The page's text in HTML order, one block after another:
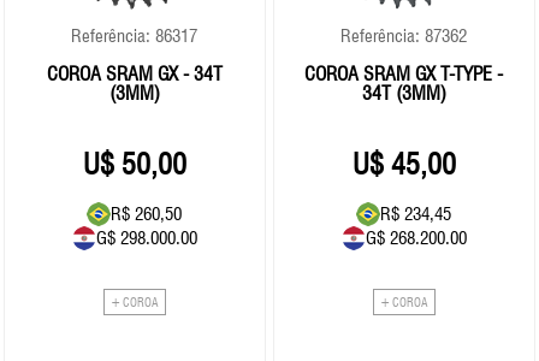
Referência: 86317
COROA SRAM GX - 34T
(3MM)
50,00
R$ 260,50
G$ 298.000.00
+ COROA
Referência: 87362
COROA SRAM GX T-TYPE -
34T (3MM)
45,00
R$ 234,45
G$ 268.200.00
+ COROA